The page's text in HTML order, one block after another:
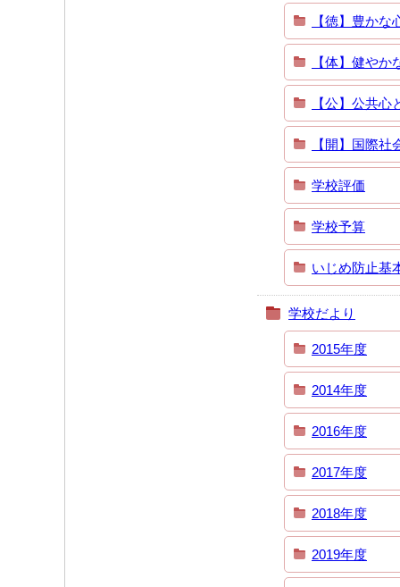
【徳】豊かな
【体】健やか
【公】公共
【開】国際
学校評価
学校予算
いじめ防止基
学校だより
2015年度
2014年度
2016年度
2017年度
2018年度
2019年度